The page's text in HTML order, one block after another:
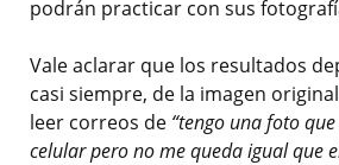
podrán practicar con sus
Vale aclarar que los resultados
casi siempre, de la imagen
leer correos de “tengo una foto
celular pero no me queda igual que